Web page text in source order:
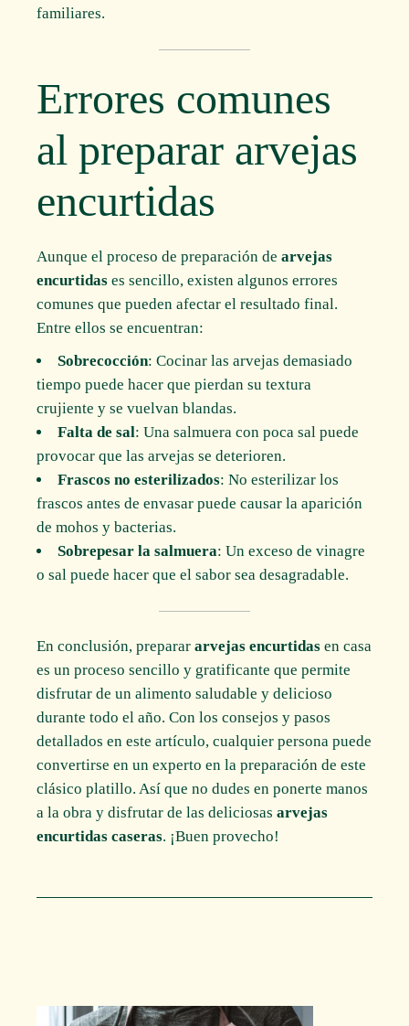
familiares.
Errores comunes
al preparar arvejas
encurtidas
Aunque el proceso de preparación dearvejas
encurtidas es sencillo, existen algunos errores
comunes que pueden afectar el resultado final.
Entre ellos se encuentran:
Sobrecocción: Cocinar las arvejas demasiado
tiempo puede hacer que pierdan su textura
crujiente y se vuelvan blandas.
Falta de sal: Una salmuera con poca sal puede
provocar que las arvejas se deterioren.
Frascos no esterilizados: No esterilizar los
frascos antes de envasar puede causar la aparición
de mohos y bacterias.
Sobrepesar la salmuera: Un exceso de vinagre
o sal puede hacer que el sabor sea desagradable.
En conclusión, preparararvejas encurtidas en casa
es un proceso sencillo y gratificante que permite
disfrutar de un alimento saludable y delicioso
durante todo el año. Con los consejos y pasos
detallados en este artículo, cualquier persona puede
convertirse en un experto en la preparación de este
clásico platillo. Así que no dudes en ponerte manos
a la obra y disfrutar de las deliciosasarvejas
encurtidas caseras. ¡Buen provecho!